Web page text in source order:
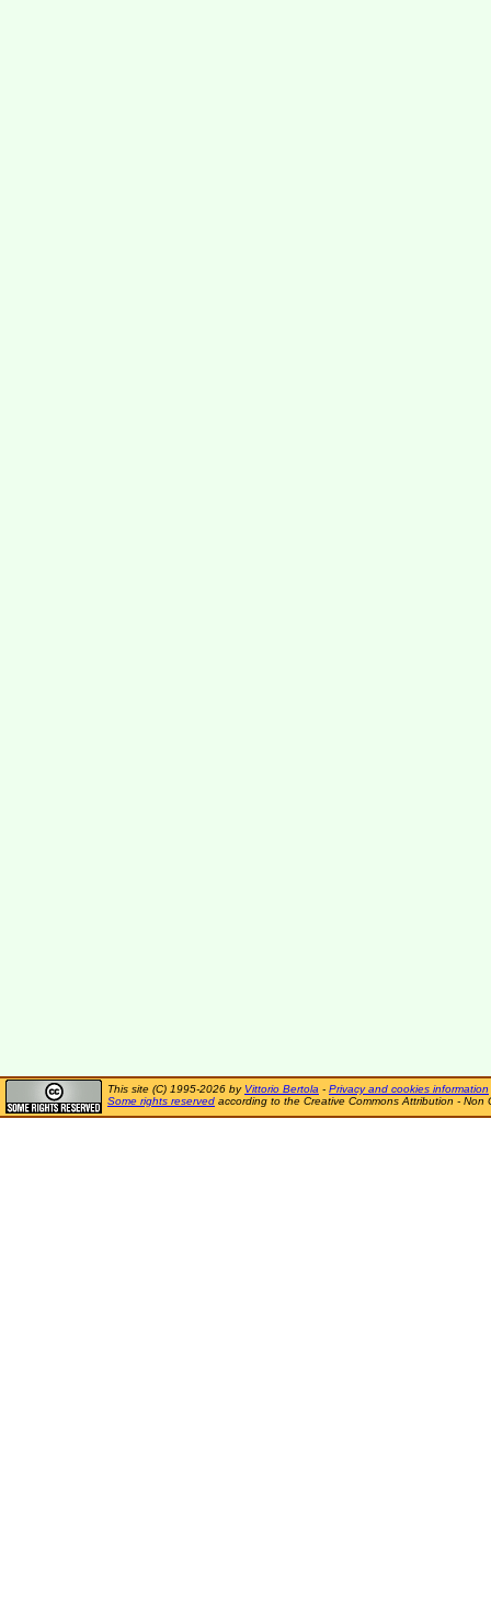
This site (C) 1995-2026 by Vittorio Bertola - Privacy and cookies information
Some rights reserved according to the Creative Commons Attribution - Non